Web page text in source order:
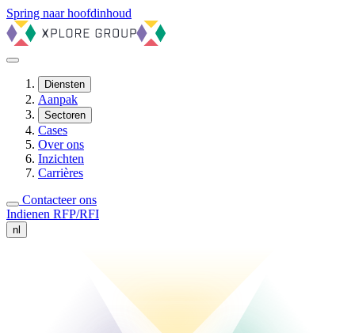
Spring naar hoofdinhoud
Diensten
Aanpak
Sectoren
Cases
Over ons
Inzichten
Carrières
Contacteer ons
Indienen RFP/RFI
nl